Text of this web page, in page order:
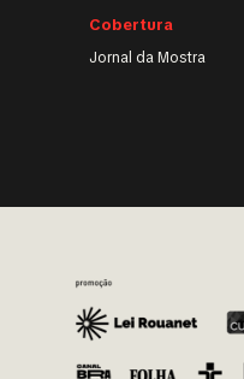
Cobertura
Jornal da Mostra